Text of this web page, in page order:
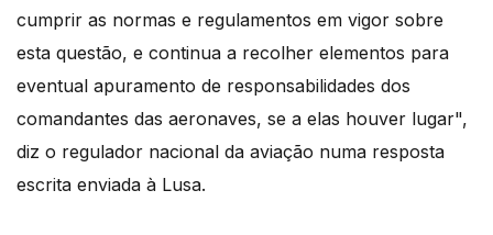
cumprir as normas e regulamentos em vigor sobre
esta questão, e continua a recolher elementos para
eventual apuramento de responsabilidades dos
comandantes das aeronaves, se a elas houver lugar",
diz o regulador nacional da aviação numa resposta
escrita enviada à Lusa.